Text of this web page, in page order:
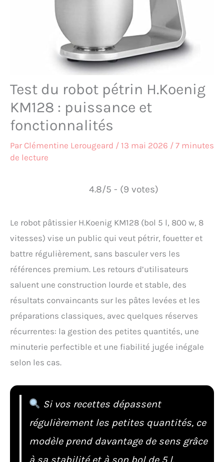
Test du robot pétrin H.Koenig
KM128 : puissance et
fonctionnalités
Par Clémentine Lerougeard / 13 mai 2026 / 7 minutes
de lecture
4.8/5 - (9 votes)
Le robot pâtissier H.Koenig KM128 (bol 5 l, 800 w, 8
vitesses) vise un public qui veut pétrir, fouetter et
battre régulièrement, sans basculer vers les
références premium. Les retours d’utilisateurs
saluent une construction lourde et stable, des
résultats convaincants sur les pâtes levées et les
préparations classiques, avec quelques réserves
récurrentes: la gestion des petites quantités, une
minuterie perfectible et une fiabilité jugée inégale
selon les cas.
Si vos recettes dépassent
régulièrement les petites quantités, ce
modèle prend davantage de sens grâce